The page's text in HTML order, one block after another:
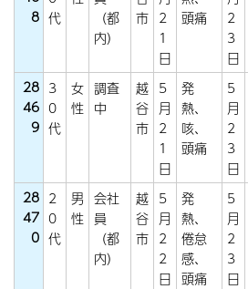
8 代
（都
内）
市 2
1
日
頭痛
2
3
日
28
46
9
3
0
代
女
性
調査
中
越
谷
市
5
月
2
1
日
発
熱、
咳、
頭痛
5
月
2
3
日
28
47
0
2
0
代
男
性
会社
員
（都
内）
越
谷
市
5
月
2
2
日
発
熱、
倦怠
感、
頭痛
5
月
2
3
日